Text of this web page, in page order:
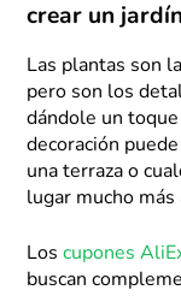
crear un
Las plantas son
pero son los
dándole un
decoración
una terraza o
lugar mucho más
Loscupones
buscan